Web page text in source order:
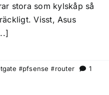
stora som kylskåp så
Visst, Asus
pfsense router
1